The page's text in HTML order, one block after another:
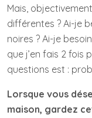
Mais,
différentes ? Ai-je
noires ? Ai-je
que j’en fais 2 fois
questions est :
Lorsque vous
maison, gardez